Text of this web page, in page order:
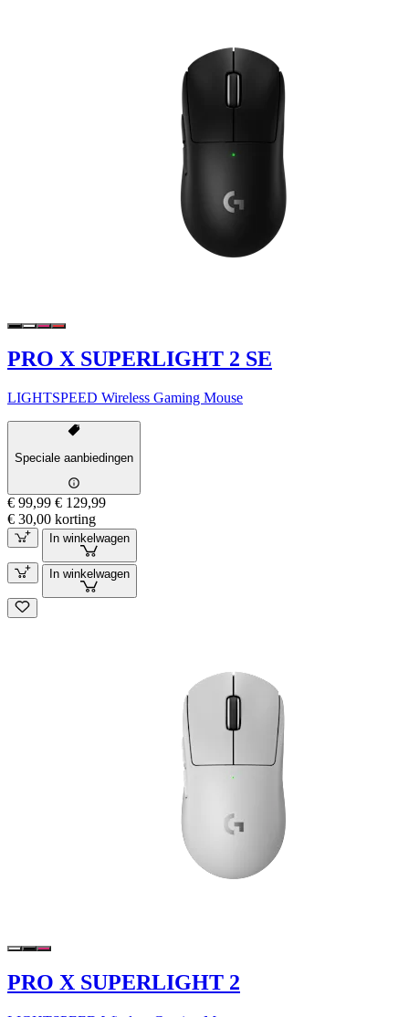
PRO X SUPERLIGHT 2 SE
LIGHTSPEED Wireless Gaming Mouse
Speciale aanbiedingen
€ 99,99 € 129,99
€ 30,00 korting
In winkelwagen
In winkelwagen
PRO X SUPERLIGHT 2